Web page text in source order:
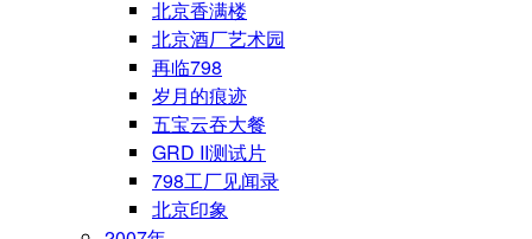
北京香满楼
北京酒厂艺术园
再临798
岁月的痕迹
五宝云吞大餐
GRD II测试片
798工厂见闻录
北京印象